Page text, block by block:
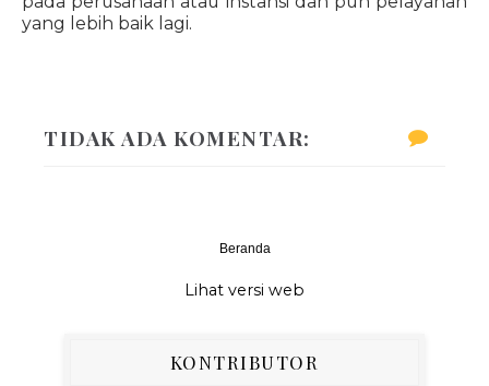
yang lebih baik lagi.
TIDAK ADA KOMENTAR:
Beranda
Lihat versi web
KONTRIBUTOR